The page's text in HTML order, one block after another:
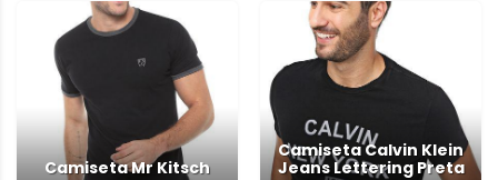
Camiseta Mr Kitsch
Camiseta Calvin Klein
Jeans Lettering Preta